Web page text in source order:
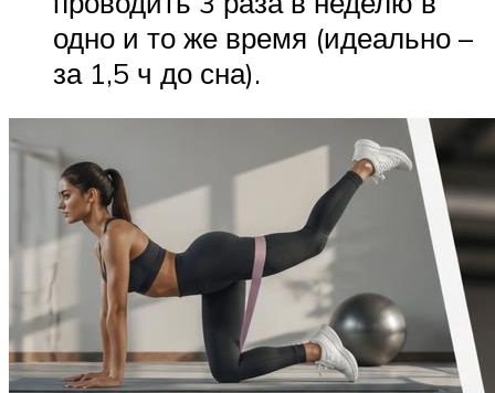
одно и то же время (идеально –
за 1,5 ч до сна).